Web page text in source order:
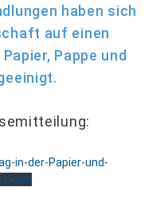
haben sich
auf einen
Pappe und
in-der-Papier-und-